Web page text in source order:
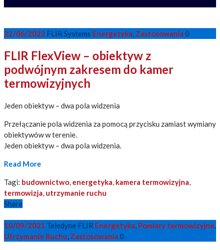
22/06/2022 FLIR Systems Energetyka, Zastosowania 0
FLIR FlexView – obiektyw z
podwójnym zakresem do kamer
termowizyjnych
Jeden obiektyw – dwa pola widzenia
Przełączanie pola widzenia za pomocą przycisku zamiast wymiany
obiektywów w terenie.
Jeden obiektyw – dwa pola widzenia.
Read More
Tagi: budownictwo, energetyka, kamera termowizyjna,
termowizja, utrzymanie ruchu
Share
10/09/2021 Teledyne FLIR Energetyka, Pomiary termowizyjne,
Utrzymanie Ruchu, Zastosowania 0